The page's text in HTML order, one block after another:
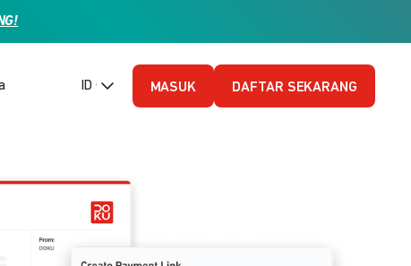
ID (Bahasa Indonesia)
MASUK DAFTAR SEKARANG